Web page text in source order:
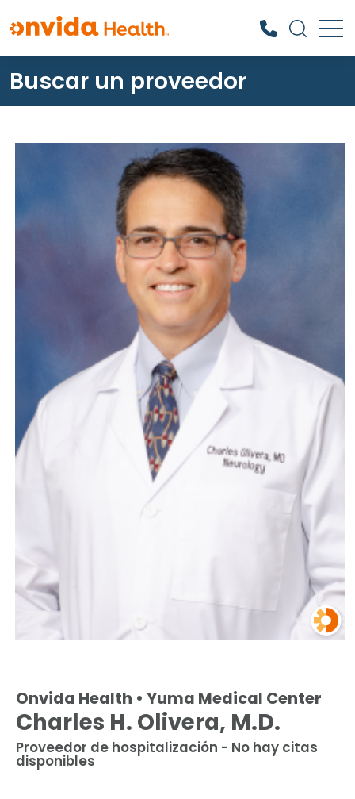
¿Qué podemos ayudarle a
encontrar?
Buscar un proveedor
Onvida Health • Yuma Medical Center
Charles H. Olivera, M.D.
Proveedor de hospitalización - No hay citas
disponibles